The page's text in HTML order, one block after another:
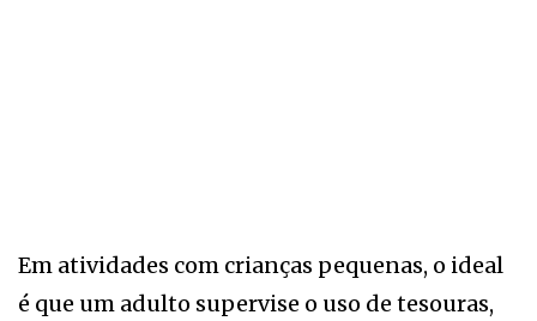
Em atividades com crianças pequenas, o ideal
é que um adulto supervise o uso de tesouras,